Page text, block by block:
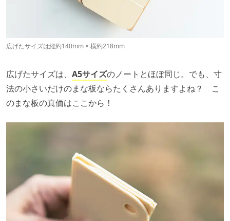
広げたサイズは縦約140mm × 横約218mm
広げたサイズは、 A5サイズのノートとほぼ同じ。でも、寸
法の小さいだけのまな板ならたくさんありますよね？ こ
のまな板の真価はここから！